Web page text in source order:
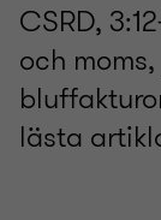
CSRD,
och
lästa